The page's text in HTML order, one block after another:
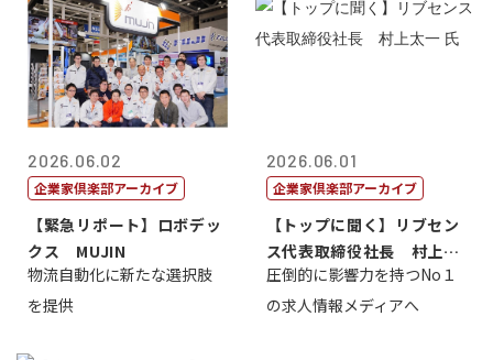
2026.06.02
企業家倶楽部アーカイブ
【緊急リポート】ロボデッ
クス MUJIN
物流自動化に新たな選択肢
を提供
2026.06.01
企業家倶楽部アーカイブ
【トップに聞く】リブセン
ス代表取締役社長 村上太
一 氏
圧倒的に影響力を持つNo１
の求人情報メディアへ